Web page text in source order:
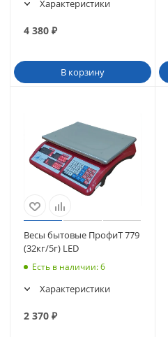
Характеристики
4 380 ₽
В корзину
Весы бытовые ПрофиТ 779
(32кг/5г) LED
Есть в наличии: 6
Характеристики
2 370 ₽